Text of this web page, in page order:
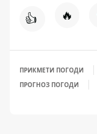
👍 🔥
ПРИКМЕТИ ПОГОДИ
ПРОГНОЗ ПОГОДИ